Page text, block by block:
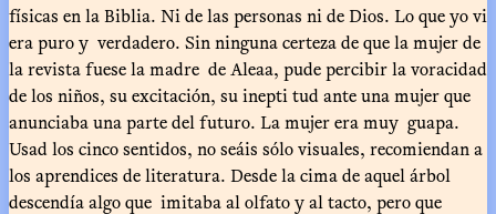
físicas en la Biblia. Ni de las personas ni de Dios. Lo que yo vi
era puro y verdadero. Sin ninguna certeza de que la mujer de
la revista fuese la madre de Aleaa, pude percibir la voracidad
de los niños, su excitación, su inepti tud ante una mujer que
anunciaba una parte del futuro. La mujer era muy guapa.
Usad los cinco sentidos, no seáis sólo visuales, recomiendan a
los aprendices de literatura. Desde la cima de aquel árbol
descendía algo que imitaba al olfato y al tacto, pero que